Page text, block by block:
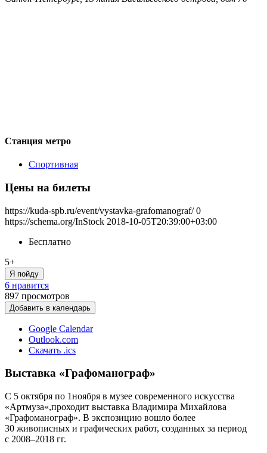
Станция метро
Спортивная
Цены на билеты
https://kuda-spb.ru/event/vystavka-grafomanograf/ 0
https://schema.org/InStock 2018-10-05T20:39:00+03:00
Бесплатно
5+
Я пойду
6 нравится
897 просмотров
Добавить в календарь
Google Calendar
Outlook.com
Скачать .ics
Выставка «Графоманограф»
С 5 октября по 1ноября в музее современного искусства
«Артмуза«,проходит выставка Владимира Михайлова
«Графоманограф». В экспозицию вошло более
30 живописных и графических работ, созданных за период
с 2008–2018 гг.